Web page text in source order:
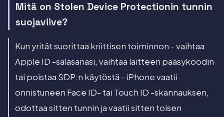
Mitä on Stolen Device Protectionin tunnin
suojaviive?
Kun yrität suorittaa kriittisen toiminnon - vaihtaa
Apple ID -salasanasi, vaihtaa laitteen pääsykoodin
tai poistaa SDP:n käytöstä - iPhone vaatii
onnistuneen Face ID- tai Touch ID -skannauksen,
odottaa sitten tunnin ja vaatii sitten toisen